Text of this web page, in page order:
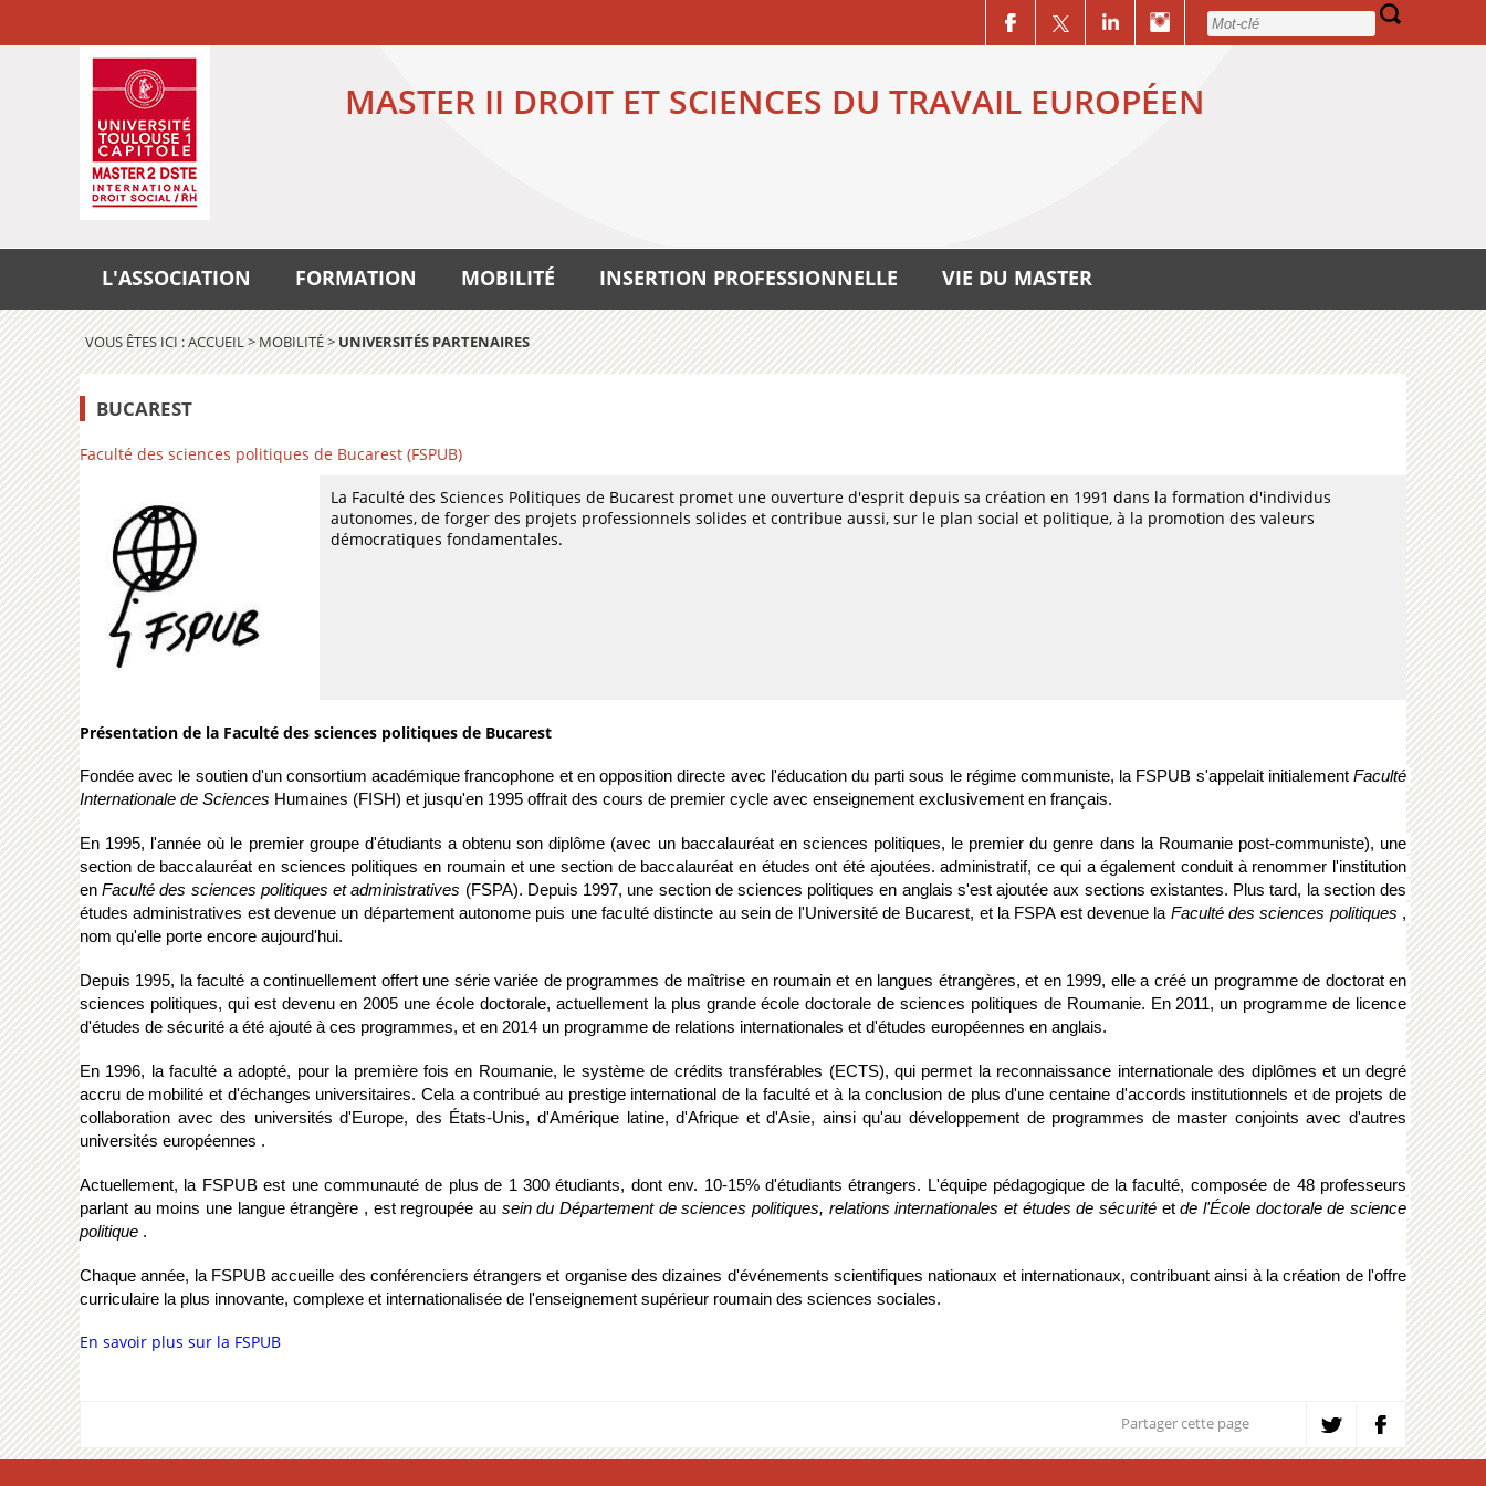
MASTER II DROIT ET SCIENCES DU TRAVAIL EUROPÉEN
L'ASSOCIATION FORMATION MOBILITÉ INSERTION PROFESSIONNELLE VIE DU MASTER
VOUS ÊTES ICI :ACCUEIL>MOBILITÉ>UNIVERSITÉS PARTENAIRES
BUCAREST
Faculté des sciences politiques de Bucarest (FSPUB)
La Faculté des Sciences Politiques de Bucarest promet une ouverture d'esprit depuis sa création en 1991 dans la formation d'individus
autonomes, de forger des projets professionnels solides et contribue aussi, sur le plan social et politique, à la promotion des valeurs
démocratiques fondamentales.
Présentation de la Faculté des sciences politiques de Bucarest
Fondée avec le soutien d'un consortium académique francophone et en opposition directe avec l'éducation du parti sous le régime communiste, la FSPUB s'appelait initialement Faculté
Internationale de Sciences Humaines (FISH) et jusqu'en 1995 offrait des cours de premier cycle avec enseignement exclusivement en français.
En 1995, l'année où le premier groupe d'étudiants a obtenu son diplôme (avec un baccalauréat en sciences politiques, le premier du genre dans la Roumanie post-communiste), une
section de baccalauréat en sciences politiques en roumain et une section de baccalauréat en études ont été ajoutées. administratif, ce qui a également conduit à renommer l'institution
en Faculté des sciences politiques et administratives (FSPA). Depuis 1997, une section de sciences politiques en anglais s'est ajoutée aux sections existantes. Plus tard, la section des
études administratives est devenue un département autonome puis une faculté distincte au sein de l'Université de Bucarest, et la FSPA est devenue la Faculté des sciences politiques ,
nom qu'elle porte encore aujourd'hui.
Depuis 1995, la faculté a continuellement offert une série variée de programmes de maîtrise en roumain et en langues étrangères, et en 1999, elle a créé un programme de doctorat en
sciences politiques, qui est devenu en 2005 une école doctorale, actuellement la plus grande école doctorale de sciences politiques de Roumanie. En 2011, un programme de licence
d'études de sécurité a été ajouté à ces programmes, et en 2014 un programme de relations internationales et d'études européennes en anglais.
En 1996, la faculté a adopté, pour la première fois en Roumanie, le système de crédits transférables (ECTS), qui permet la reconnaissance internationale des diplômes et un degré
accru de mobilité et d'échanges universitaires. Cela a contribué au prestige international de la faculté et à la conclusion de plus d'une centaine d'accords institutionnels et de projets de
collaboration avec des universités d'Europe, des États-Unis, d'Amérique latine, d'Afrique et d'Asie, ainsi qu'au développement de programmes de master conjoints avec d'autres
universités européennes .
Actuellement, la FSPUB est une communauté de plus de 1 300 étudiants, dont env. 10-15% d'étudiants étrangers. L'équipe pédagogique de la faculté, composée de 48 professeurs
parlant au moins une langue étrangère , est regroupée au sein du Département de sciences politiques, relations internationales et études de sécurité et de l'École doctorale de science
politique .
Chaque année, la FSPUB accueille des conférenciers étrangers et organise des dizaines d'événements scientifiques nationaux et internationaux, contribuant ainsi à la création de l'offre
curriculaire la plus innovante, complexe et internationalisée de l'enseignement supérieur roumain des sciences sociales.
En savoir plus sur la FSPUB
Partager cette page